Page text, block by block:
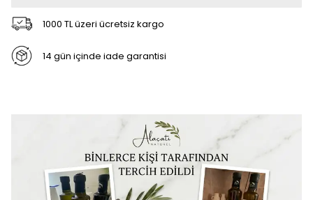
1000 TL üzeri ücretsiz kargo
14 gün içinde iade garantisi